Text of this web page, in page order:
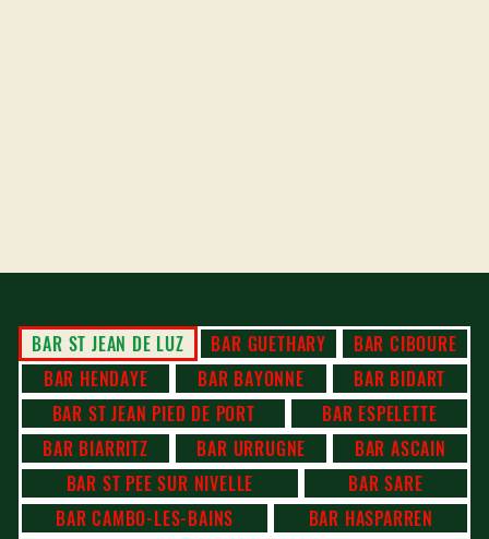
BAR ST JEAN DE LUZ BAR GUETHARY
BAR CIBOURE
BAR HENDAYE
BAR BAYONNE
BAR BIDART
BAR ST JEAN PIED DE PORT
BAR ESPELETTE
BAR BIARRITZ
BAR URRUGNE
BAR ASCAIN
BAR ST PEE SUR NIVELLE
BAR SARE
BAR CAMBO-LES-BAINS
BAR HASPARREN